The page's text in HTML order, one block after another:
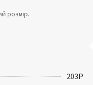
розмір.
203P